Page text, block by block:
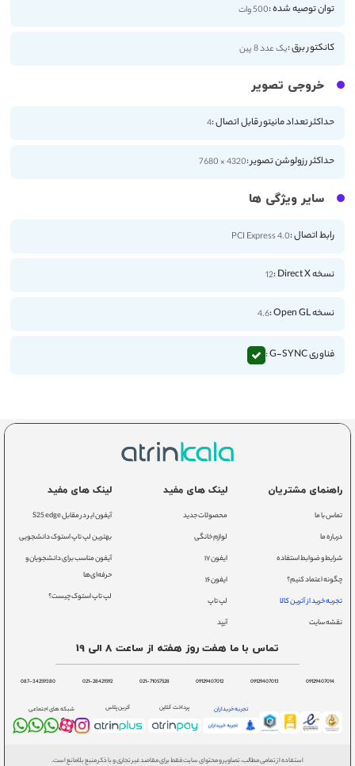
توان توصیه شده :500 وات
کانکتور برق :یک عدد 8 پین
خروجی تصویر
حداکثر تعداد مانیتور قابل اتصال :4
حداکثر رزولوشن تصویر :4320 × 7680
سایر ویژگی ها
رابط اتصال :PCI Express 4.0
نسخه Direct X : 12
نسخه Open GL : 4.6
فناوری G-SYNC :
راهنمای مشتریان
تماس با ما
درباره ما
شرایط و ضوابط استفاده
چگونه اعتماد کنیم؟
تجربه خرید از آترین کالا
نقشه سایت
لینک های مفید
محصولات جدید
لوازم خانگی
ایفون ۱۷
ایفون ۱۶
لپ تاپ
آیپد
لینک های مفید
آیفون ایر در مقابل S25 edge
بهترین لپ تاپ استوک دانشجویی
آیفون مناسب برای دانشجویان و
حرفه‌ای‌ها
لپ تاپ استوک چیست؟
تماس با ما هفت روز هفته از ساعت 8 الی 19
09129407014
09129407013
09129407012
021-71057528
021-28421592
087-34259380
تجربه خریداران پرداخت آنلاین آترین پلاس شبکه های اجتماعی
استفاده از تمامی مطالب، تصاویر و محتوای سایت فقط برای مقاصد غیر تجاری و با ذکر منبع بلامانع است.